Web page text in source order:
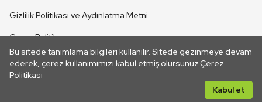
Bu sitede tanımlama bilgileri kullanılır. Sitede gezinmeye devam
ederek, çerez kullanımımızı kabul etmiş olursunuz.Çerez
Politikası
Kabul et
CANLI YAYINLAR
Gizlilik Politikası ve Aydınlatma Metni
Çerez Politikası
İletişim
Her hakkı saklıdır. ©2026 TRT. Bağlantı yoluyla gidilen dış